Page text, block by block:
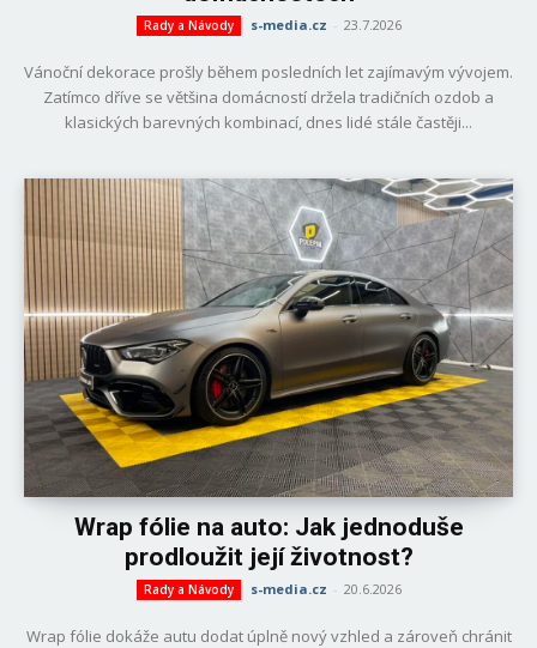
Rady a Návody s-media.cz - 23.7.2026
Vánoční dekorace prošly během posledních let zajímavým vývojem.
Zatímco dříve se většina domácností držela tradičních ozdob a
klasických barevných kombinací, dnes lidé stále častěji...
Wrap fólie na auto: Jak jednoduše
prodloužit její životnost?
Rady a Návody s-media.cz - 20.6.2026
Wrap fólie dokáže autu dodat úplně nový vzhled a zároveň chránit